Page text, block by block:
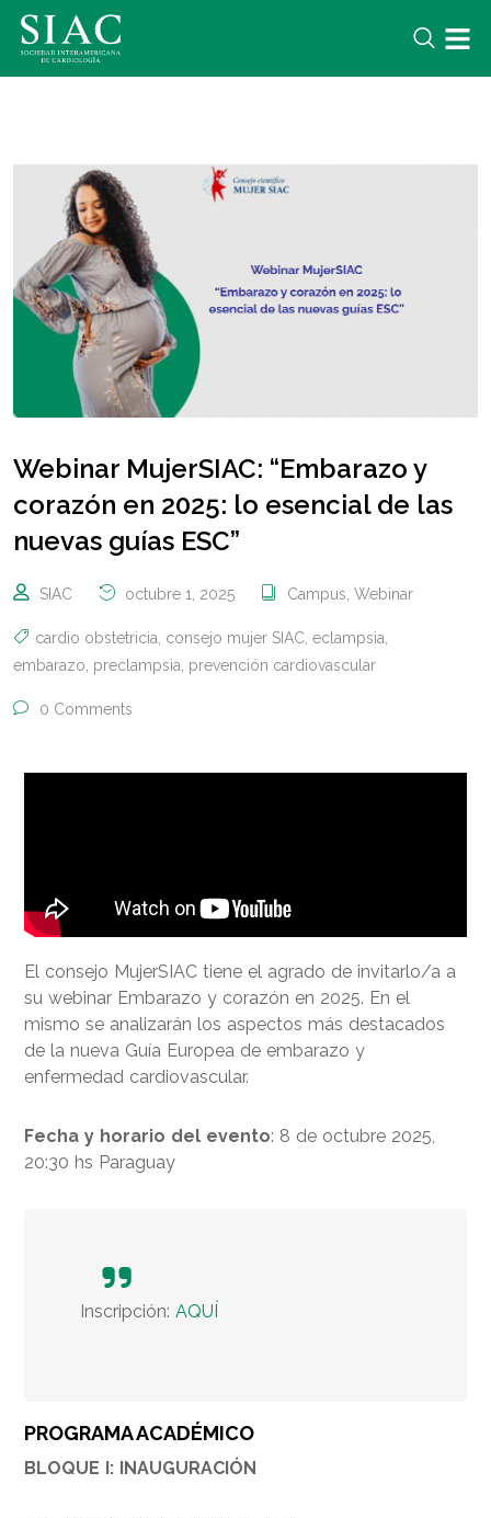
Webinar MujerSIAC: “Embarazo y
corazón en 2025: lo esencial de las
nuevas guías ESC”
SIAC octubre 1, 2025 Campus Webinar
cardio obstetricia consejo mujer SIAC eclampsia
embarazo preclampsia prevención cardiovascular
0 Comments
El consejo MujerSIAC tiene el agrado de invitarlo/a a
su webinar Embarazo y corazón en 2025. En el
mismo se analizarán los aspectos más destacados
de la nueva Guía Europea de embarazo y
enfermedad cardiovascular.
Fecha y horario del evento: 8 de octubre 2025,
20:30 hs Paraguay
Inscripción: AQUÍ
PROGRAMA ACADÉMICO
BLOQUE I: INAUGURACIÓN